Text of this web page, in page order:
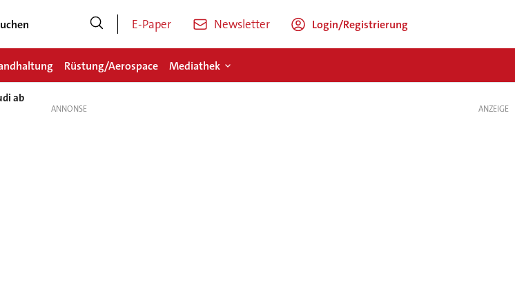
E-Paper Newsletter Login/Registrierung
Rüstung/Aerospace Mediathek
ab
ANZEIGE